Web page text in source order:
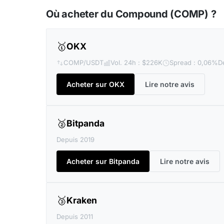
Où acheter du Compound (COMP) ?
🥇OKX
COMP/USDT Vol. 24h : $226K Spread : 0,06%
Acheter sur OKX Lire notre avis
🥈Bitpanda
Depuis 2019
Acheter sur Bitpanda Lire notre avis
🥉Kraken
Depuis 2011